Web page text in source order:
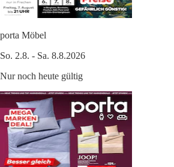
porta Möbel
So. 2.8. - Sa. 8.8.2026
Nur noch heute gültig